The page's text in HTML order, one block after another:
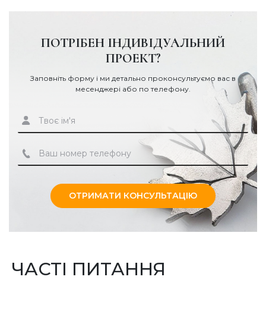
ПОТРІБЕН ІНДИВІДУАЛЬНИЙ
ПРОЕКТ?
Заповніть форму і ми детально проконсультуємо вас в
месенджері або по телефону.
ОТРИМАТИ КОНСУЛЬТАЦІЮ
ЧАСТІ ПИТАННЯ